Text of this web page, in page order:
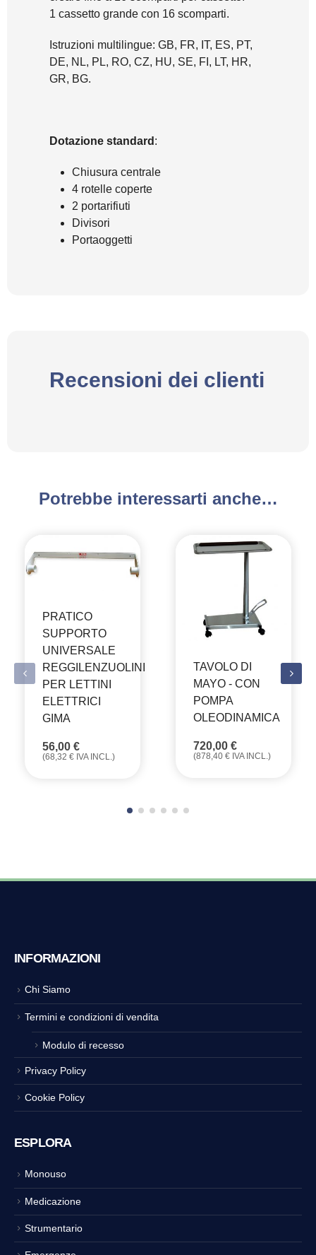
1 cassetto grande con 16 scomparti.
Istruzioni multilingue: GB, FR, IT, ES, PT,
DE, NL, PL, RO, CZ, HU, SE, FI, LT, HR,
GR, BG.
Dotazione standard :
Chiusura centrale
4 rotelle coperte
2 portarifiuti
Divisori
Portaoggetti
Recensioni dei clienti
Potrebbe interessarti anche…
PRATICO
SUPPORTO
UNIVERSALE
REGGILENZUOLINI
PER LETTINI
ELETTRICI
GIMA
56,00 €
(68,32 € IVA INCL.)
TAVOLO DI
MAYO - CON
POMPA
OLEODINAMICA
720,00 €
(878,40 € IVA INCL.)
INFORMAZIONI
Chi Siamo
Termini e condizioni di vendita
Modulo di recesso
Privacy Policy
Cookie Policy
ESPLORA
Monouso
Medicazione
Strumentario